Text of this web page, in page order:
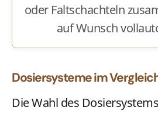
oder Faltschachteln
auf Wunsch
Dosiersysteme im
Die Wahl des